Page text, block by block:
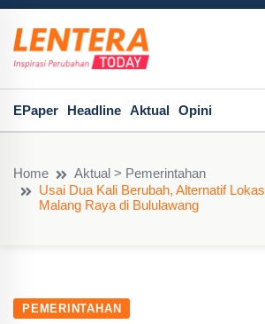
EPaper Headline Aktual Opini
Home
Aktual > Pemerintahan
Usai Dua Kali Berubah, Alternatif
Malang Raya di Bululawang
PEMERINTAHAN